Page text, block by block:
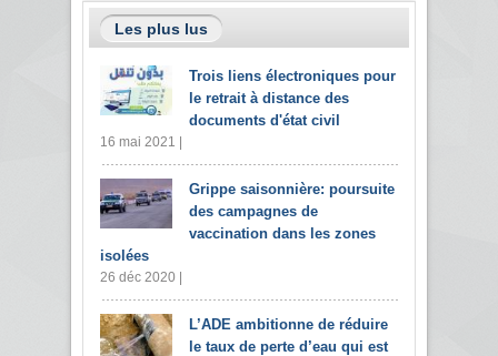
Les plus lus
Trois liens électroniques pour
le retrait à distance des
documents d'état civil
16 mai 2021 |
Grippe saisonnière: poursuite
des campagnes de
vaccination dans les zones
isolées
26 déc 2020 |
L’ADE ambitionne de réduire
le taux de perte d’eau qui est